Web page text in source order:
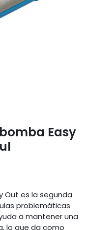
Easy
Out es la segunda
problemáticas
a mantener una
lo que da como